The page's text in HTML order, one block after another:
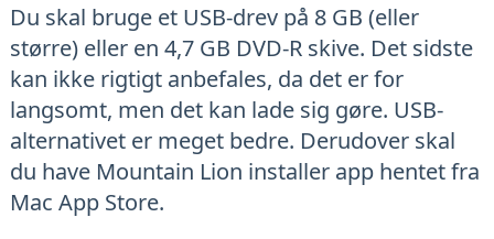
Du skal bruge et USB-drev på 8 GB (eller
større) eller en 4,7 GB DVD-R skive. Det sidste
kan ikke rigtigt anbefales, da det er for
langsomt, men det kan lade sig gøre. USB-
alternativet er meget bedre. Derudover skal
du have Mountain Lion installer app hentet fra
Mac App Store.